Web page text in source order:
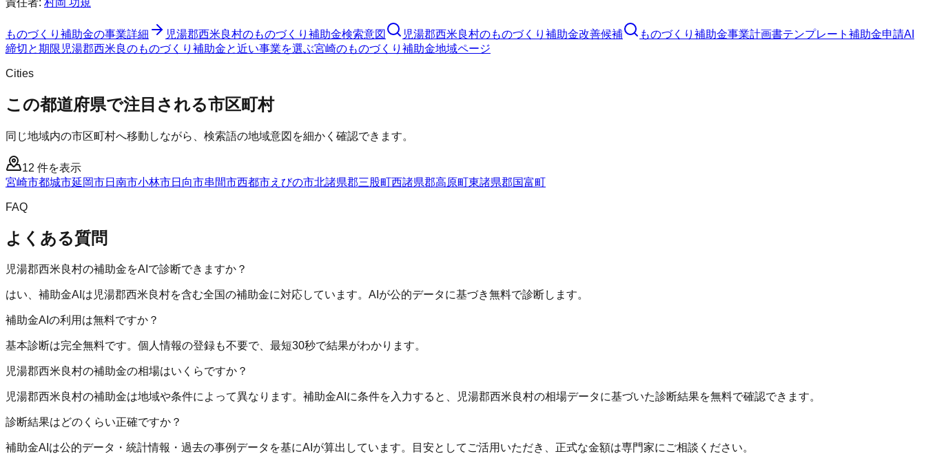
ものづくり補助金の事業詳細 児湯郡西米良村のものづくり補助金検索意図 児湯郡西米良村のものづくり補助金改善候補 ものづくり補助金事業計画書テンプレート 補助金申請AI
締切と期限 児湯郡西米良のものづくり補助金と近い事業を選ぶ宮崎のものづくり補助金地域ページ
Cities
この都道府県で注目される市区町村
同じ地域内の市区町村へ移動しながら、検索語の地域意図を細かく確認できます。
12 件を表示
宮崎市都城市延岡市日南市小林市日向市串間市西都市えびの市北諸県郡三股町西諸県郡高原町東諸県郡国富町
FAQ
よくある質問
児湯郡西米良村の補助金をAIで診断できますか？
はい、補助金AIは児湯郡西米良村を含む全国の補助金に対応しています。AIが公的データに基づき無料で診断します。
補助金AIの利用は無料ですか？
基本診断は完全無料です。個人情報の登録も不要で、最短30秒で結果がわかります。
児湯郡西米良村の補助金の相場はいくらですか？
児湯郡西米良村の補助金は地域や条件によって異なります。補助金AIに条件を入力すると、児湯郡西米良村の相場データに基づいた診断結果を無料で確認できます。
診断結果はどのくらい正確ですか？
補助金AIは公的データ・統計情報・過去の事例データを基にAIが算出しています。目安としてご活用いただき、正式な金額は専門家にご相談ください。